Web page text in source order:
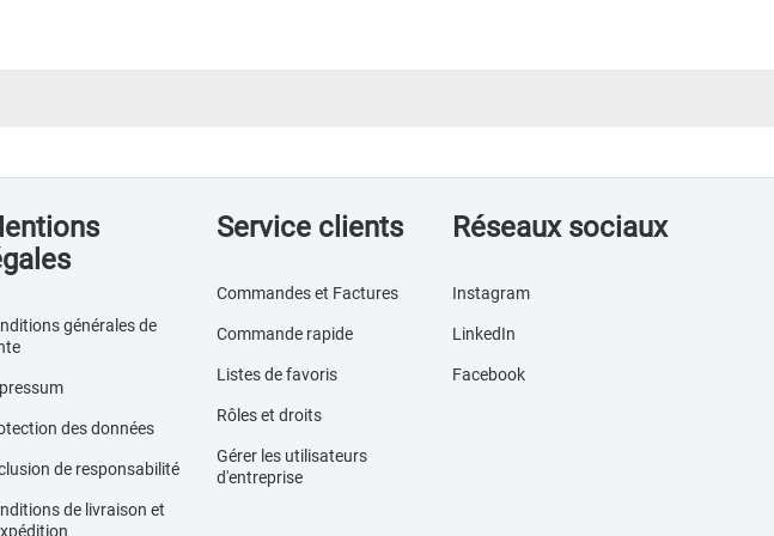
générales de
des données
de responsabilité
de livraison et
Service clients
Commandes et Factures
Commande rapide
Listes de favoris
Rôles et droits
Gérer les utilisateurs
d'entreprise
Réseaux sociaux
Instagram
LinkedIn
Facebook